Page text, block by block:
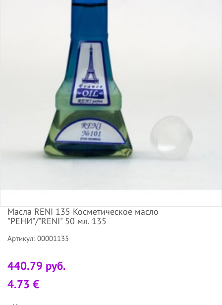
Масла RENI 135 Косметическое масло
"РЕНИ"/"RENI" 50 мл. 135
Артикул: 00001135
440.79 руб.
4.73 €